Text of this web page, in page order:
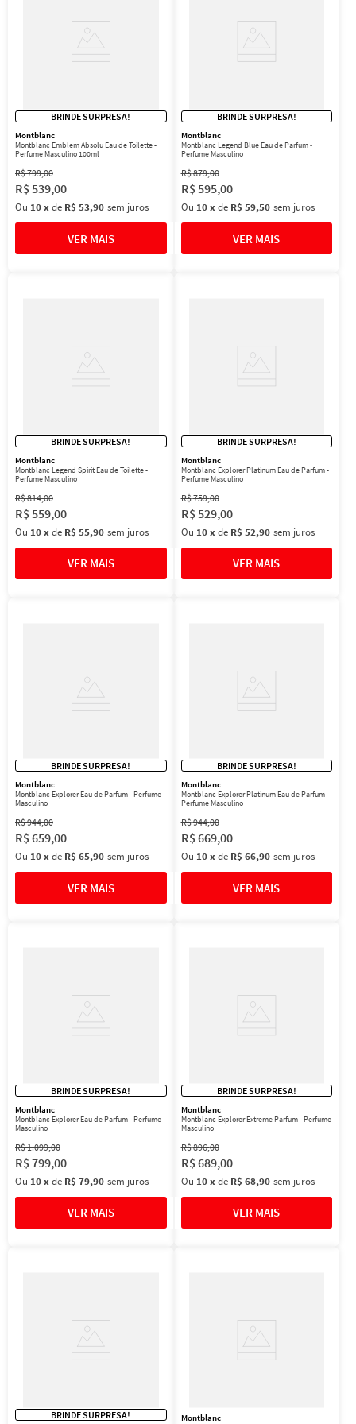
BRINDE SURPRESA!
Montblanc
Montblanc Emblem Absolu Eau de Toilette -
Perfume Masculino 100ml
R$799,00
R$539,00
Ou 10xde R$ 53,90 sem juros
BRINDE SURPRESA!
Montblanc
Montblanc Legend Blue Eau de Parfum -
Perfume Masculino
R$879,00
R$595,00
Ou 10 xde R$ 59,50 sem juros
BRINDE SURPRESA!
Montblanc
Montblanc Legend Spirit Eau de Toilette -
Perfume Masculino
R$814,00
R$559,00
Ou 10xde R$ 55,90 sem juros
BRINDE SURPRESA!
Montblanc
Montblanc Explorer Platinum Eau de Parfum -
Perfume Masculino
R$759,00
R$529,00
Ou 10 xde R$ 52,90 sem juros
BRINDE SURPRESA!
Montblanc
Montblanc Explorer Eau de Parfum - Perfume
Masculino
R$944,00
R$659,00
Ou 10xde R$ 65,90 sem juros
BRINDE SURPRESA!
Montblanc
Montblanc Explorer Platinum Eau de Parfum -
Perfume Masculino
R$944,00
R$669,00
Ou 10 xde R$ 66,90 sem juros
BRINDE SURPRESA!
Montblanc
Montblanc Explorer Eau de Parfum - Perfume
Masculino
R$1.099,00
R$799,00
Ou 10xde R$ 79,90 sem juros
BRINDE SURPRESA!
Montblanc
Montblanc Explorer Extreme Parfum - Perfume
Masculino
R$896,00
R$689,00
Ou 10 xde R$ 68,90 sem juros
BRINDE SURPRESA! Montblanc